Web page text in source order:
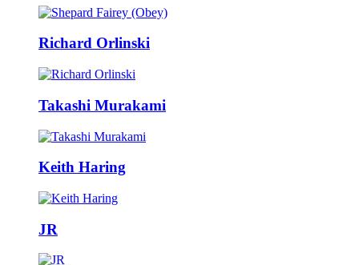
Richard Orlinski
Takashi Murakami
Keith Haring
JR